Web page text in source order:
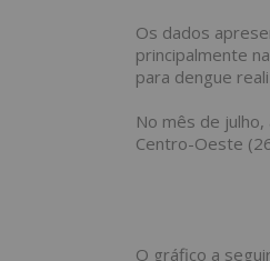
Os dados
principalmente
para dengue
No mês de
Centro-Oeste
O gráfico a